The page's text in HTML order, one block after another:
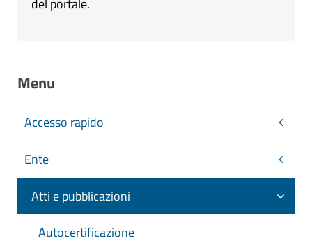
del portale.
Menu
Accesso rapido
Ente
Atti e pubblicazioni
Autocertificazione